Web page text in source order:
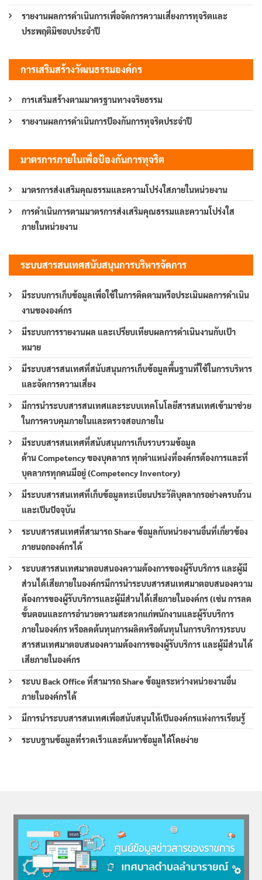
รายงานผลการดำเนินการเพื่อจัดการความเสี่ยงการทุจริตและ
ประพฤติมิชอบประจำปี
การเสริมสร้างวัฒนธรรมองค์กร
การเสริมสร้างตามมาตรฐานทางจริยธรรม
รายงานผลการดำเนินการป้องกันการทุจริตประจำปี
มาตรการภายในเพื่อป้องกันการทุจริต
มาตรการส่งเสริมคุณธรรมและความโปร่งใสภายในหน่วยงาน
การดำเนินการตามมาตรการส่งเสริมคุณธรรมและความโปร่งใส
ภายในหน่วยงาน
ระบบสารสนเทศสนับสนุนการบริหารจัดการ
มีระบบการเก็บข้อมูลเพื่อใช้ในการติดตามหรือประเมินผลการดำเนิน
งานขององค์กร
มีระบบการรายงานผล และเปรียบเทียบผลการดำเนินงานกับเป้า
หมาย
มีระบบสารสนเทศที่สนับสนุนการเก็บข้อมูลพื้นฐานที่ใช้ในการบริหาร
และจัดการความเสี่ยง
มีการนำระบบสารสนเทศและระบบเทคโนโลยีสารสนเทศเข้ามาช่วย
ในการควบคุมภายในและตรวจสอบภายใน
มีระบบสารสนเทศที่สนับสนุนการเก็บรวบรวมข้อมูล
ด้าน Competency ของบุคลากร ทุกตำแหน่งที่องค์กรต้องการและที่
บุคลากรทุกคนมีอยู่ (Competency Inventory)
มีระบบสารสนเทศที่เก็บข้อมูลทะเบียนประวัติบุคลากรอย่างครบถ้วน
และเป็นปัจจุบัน
ระบบสารสนเทศที่สามารถ Share ข้อมูลกับหน่วยงานอื่นที่เกี่ยวข้อง
ภายนอกองค์กรได้
ระบบสารสนเทศมาตอบสนองความต้องการของผู้รับบริการ และผู้มี
ส่วนได้เสียภายในองค์กรมีการนำระบบสารสนเทศมาตอบสนองความ
ต้องการของผู้รับบริการและผู้มีส่วนได้เสียภายในองค์กร (เช่น การลด
ขั้นตอนและการอำนวยความสะดวกแก่พนักงานและผู้รับบริการ
ภายในองค์กร หรือลดต้นทุนการผลิตหรือต้นทุนในการบริการ)ระบบ
สารสนเทศมาตอบสนองความต้องการของผู้รับบริการ และผู้มีส่วนได้
เสียภายในองค์กร
ระบบ Back Office ที่สามารถ Share ข้อมูลระหว่างหน่วยงานอื่น
ภายในองค์กรได้
มีการนำระบบสารสนเทศเพื่อสนับสนุนให้เป็นองค์กรแห่งการเรียนรู้
ระบบฐานข้อมูลที่รวดเร็วและค้นหาข้อมูลได้โดยง่าย